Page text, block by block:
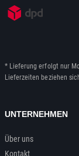
* Lieferung erfolgt nur
Lieferzeiten beziehen
UNTERNEHMEN
Über uns
Kontakt